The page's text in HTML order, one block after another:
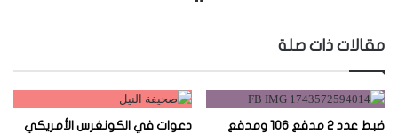
مقالات ذات صلة
ضبط عدد 2 مدفع 106 ومدفع
دعوات في الكونغرس الأمريكي